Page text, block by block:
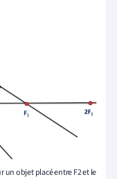
objet placé entre F2 et le